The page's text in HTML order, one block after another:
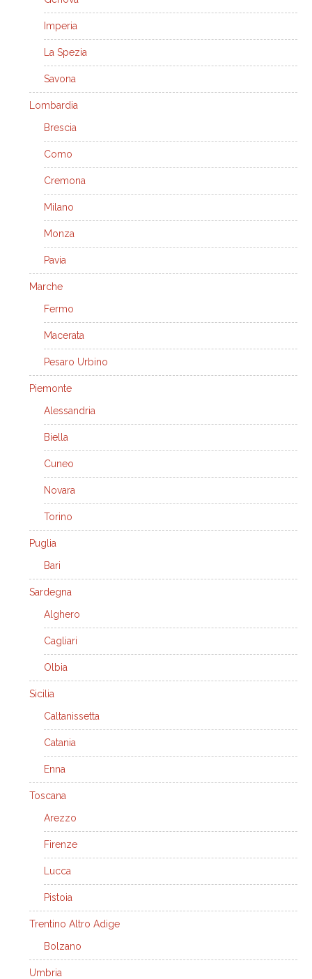
Imperia
La Spezia
Savona
Lombardia
Brescia
Como
Cremona
Milano
Monza
Pavia
Marche
Fermo
Macerata
Pesaro Urbino
Piemonte
Alessandria
Biella
Cuneo
Novara
Torino
Puglia
Bari
Sardegna
Alghero
Cagliari
Olbia
Sicilia
Caltanissetta
Catania
Enna
Toscana
Arezzo
Firenze
Lucca
Pistoia
Trentino Altro Adige
Bolzano
Umbria